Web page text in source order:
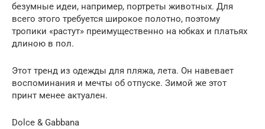
безумные идеи, например, портреты животных. Для
всего этого требуется широкое полотно, поэтому
тропики «растут» преимущественно на юбках и платьях
длиною в пол.
Этот тренд из одежды для пляжа, лета. Он навевает
воспоминания и мечты об отпуске. Зимой же этот
принт менее актуален.
Dolce & Gabbana